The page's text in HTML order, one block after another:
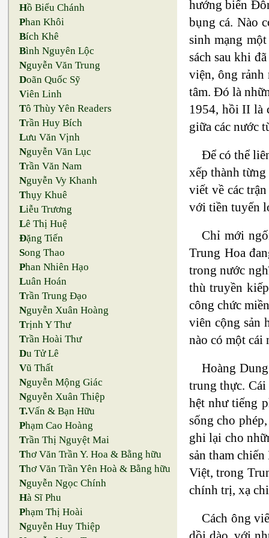
Hồ Biểu Chánh
Phan Khôi
Bích Khê
Bình Nguyên Lộc
Nguyễn Văn Trung
Doãn Quốc Sỹ
Viên Linh
Tô Thùy Yên Readers
Trần Huy Bích
Lưu Văn Vịnh
Nguyễn Văn Lục
Trần Văn Nam
Nguyễn Vy Khanh
Thụy Khuê
Liễu Trương
Lê Thị Huệ
Đặng Tiến
Song Thao
Phan Nhiên Hạo
Luân Hoán
Trần Trung Đạo
Nguyễn Xuân Hoàng
Trịnh Y Thư
Trần Hoài Thư
Du Tử Lê
Vũ Thất
Nguyễn Mộng Giác
Nguyễn Xuân Thiệp
T.Vấn & Bạn Hữu
Phạm Cao Hoàng
Trần Thị Nguyệt Mai
Thơ Văn Trần Y. Hoa & Bằng hữu
Thơ Văn Trần Yên Hoà & Bằng hữu
Nguyễn Ngọc Chính
Hà Sĩ Phu
Phạm Thị Hoài
Nguyễn Huy Thiệp
hướng biển
bụng cá. Nào
sinh mạng
sách sau khi
viện, ông rảnh
tâm. Đó là
1954, hồi II là
giữa các nước
Để có thể
xếp thành
viết về các
với tiền tuyến
Chỉ mới
Trung Hoa
trong nước
thù truyền
công chức
viên cộng sản
nào có một
Hoàng
trung thực.
hệt như tiếng
sống cho
ghi lại cho
sản tham
Việt, trong
chính trị, xạ
Cách ông